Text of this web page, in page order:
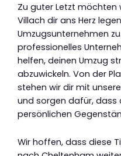
Zu guter Letzt möchten
Villach dir ans Herz
Umzugsunternehmen
professionelles
helfen, deinen Umzug
abzuwickeln. Von der
stehen wir dir mit
und sorgen dafür, dass
persönlichen
Wir hoffen, dass diese